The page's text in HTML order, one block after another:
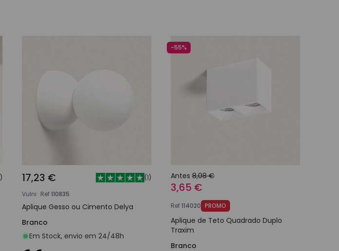
)
17,23 € (1)
Vulni Ref110835
Aplique Gesso ou Cimento Delya
Branco
Em Stock, envio em 24/48h
-55%
Antes 8,08 €
3,65 €
Ref114020 PROMO
Aplique de Teto Quadrado Duplo
Traxim
Branco